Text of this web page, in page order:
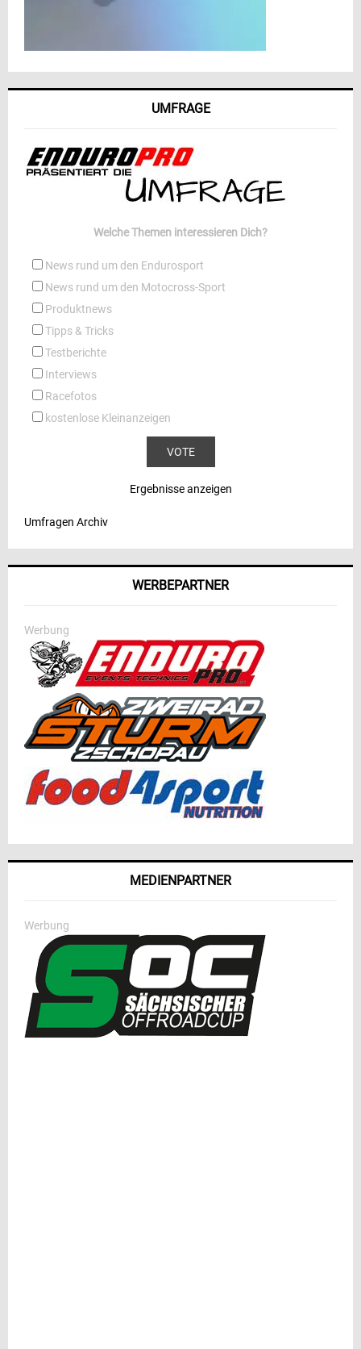
UMFRAGE
Welche Themen interessieren Dich?
News rund um den Endurosport
News rund um den Motocross-Sport
Produktnews
Tipps & Tricks
Testberichte
Interviews
Racefotos
kostenlose Kleinanzeigen
Ergebnisse anzeigen
Umfragen Archiv
WERBEPARTNER
Werbung
MEDIENPARTNER
Werbung